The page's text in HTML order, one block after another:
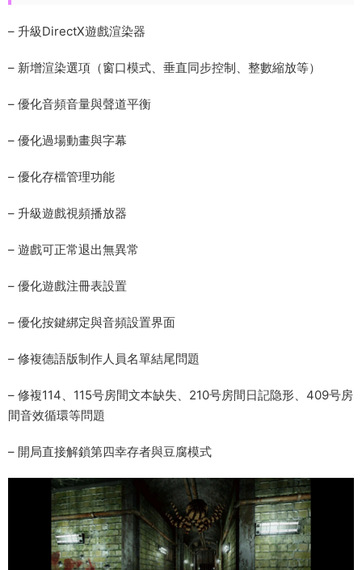
– 升級DirectX遊戲渲染器
– 新增渲染選項（窗口模式、垂直同步控制、整數縮放等）
– 優化音頻音量與聲道平衡
– 優化過場動畫與字幕
– 優化存檔管理功能
– 升級遊戲視頻播放器
– 遊戲可正常退出無異常
– 優化遊戲注冊表設置
– 優化按鍵綁定與音頻設置界面
– 修複德語版制作人員名單結尾問題
– 修複114、115号房間文本缺失、210号房間日記隐形、409号房
間音效循環等問題
– 開局直接解鎖第四幸存者與豆腐模式